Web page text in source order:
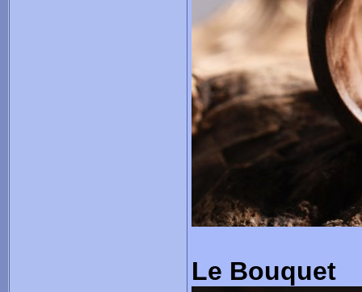
Le Bouquet